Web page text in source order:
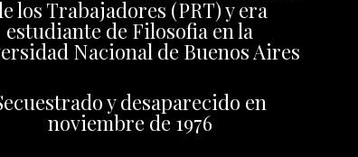
los Trabajadores (PRT) y era
estudiante de Filosofia en la
Nacional de Buenos Aires
y desaparecido en
noviembre de 1976